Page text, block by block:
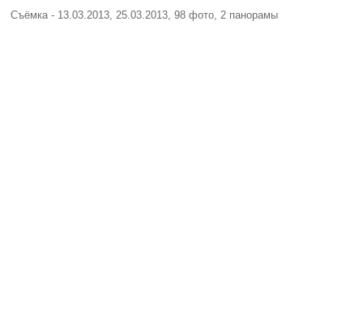
Съёмка - 13.03.2013, 25.03.2013, 98 фото, 2 панорамы